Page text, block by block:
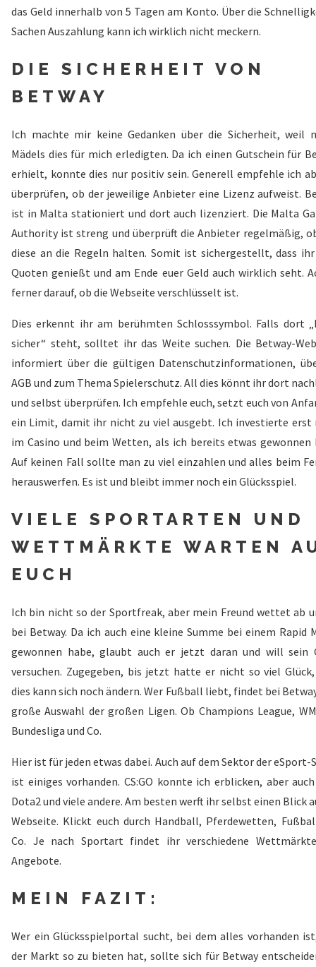
das Geld innerhalb von 5 Tagen am Konto. Über die
Sachen Auszahlung kann ich wirklich nicht meckern.
DIE SICHERHEIT VON
BETWAY
Ich machte mir keine Gedanken über die Sicherheit, weil
Mädels dies für mich erledigten. Da ich einen Gutschein für
erhielt, konnte dies nur positiv sein. Generell empfehle ich
überprüfen, ob der jeweilige Anbieter eine Lizenz aufweist.
ist in Malta stationiert und dort auch lizenziert. Die Malta
Authority ist streng und überprüft die Anbieter regelmäßig,
diese an die Regeln halten. Somit ist sichergestellt, dass
Quoten genießt und am Ende euer Geld auch wirklich seht.
ferner darauf, ob die Webseite verschlüsselt ist.
Dies erkennt ihr am berühmten Schlosssymbol. Falls dort
sicher“ steht, solltet ihr das Weite suchen. Die Betway-
informiert über die gültigen Datenschutzinformationen,
AGB und zum Thema Spielerschutz. All dies könnt ihr dort
und selbst überprüfen. Ich empfehle euch, setzt euch von
ein Limit, damit ihr nicht zu viel ausgebt. Ich investierte erst
im Casino und beim Wetten, als ich bereits etwas gewonnen
Auf keinen Fall sollte man zu viel einzahlen und alles beim
herauswerfen. Es ist und bleibt immer noch ein Glücksspiel.
VIELE SPORTARTEN UND
WETTMÄRKTE WARTEN
EUCH
Ich bin nicht so der Sportfreak, aber mein Freund wettet ab
bei Betway. Da ich auch eine kleine Summe bei einem Rapid
gewonnen habe, glaubt auch er jetzt daran und will sein
versuchen. Zugegeben, bis jetzt hatte er nicht so viel
dies kann sich noch ändern. Wer Fußball liebt, findet bei
große Auswahl der großen Ligen. Ob Champions League,
Bundesliga und Co.
Hier ist für jeden etwas dabei. Auch auf dem Sektor der eSport-
ist einiges vorhanden. CS:GO konnte ich erblicken, aber
Dota2 und viele andere. Am besten werft ihr selbst einen Blick
Webseite. Klickt euch durch Handball, Pferdewetten,
Co. Je nach Sportart findet ihr verschiedene
Angebote.
MEIN FAZIT:
Wer ein Glücksspielportal sucht, bei dem alles vorhanden
der Markt so zu bieten hat, sollte sich für Betway